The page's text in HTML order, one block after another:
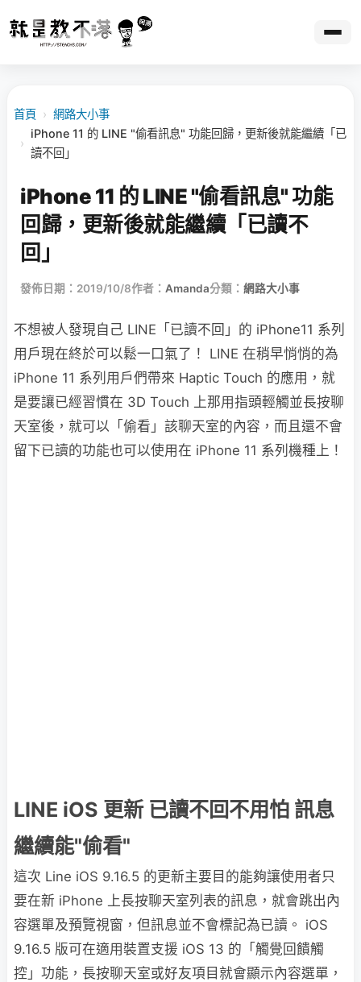
首頁 › 網路大小事
›
iPhone 11 的 LINE "偷看訊息" 功能回歸，更新後就能繼續「已
讀不回」
iPhone 11 的 LINE "偷看訊息" 功能
回歸，更新後就能繼續「已讀不
回」
發佈日期：2019/10/8作者： Amanda分類： 網路大小事
不想被人發現自己 LINE「已讀不回」的 iPhone11 系列
用戶現在終於可以鬆一口氣了！ LINE 在稍早悄悄的為
iPhone 11 系列用戶們帶來 Haptic Touch 的應用，就
是要讓已經習慣在 3D Touch 上那用指頭輕觸並長按聊
天室後，就可以「偷看」該聊天室的內容，而且還不會
留下已讀的功能也可以使用在 iPhone 11 系列機種上！
LINE iOS 更新 已讀不回不用怕 訊息
繼續能"偷看"
這次 Line iOS 9.16.5 的更新主要目的能夠讓使用者只
要在新 iPhone 上長按聊天室列表的訊息，就會跳出內
容選單及預覽視窗，但訊息並不會標記為已讀。 iOS
9.16.5 版可在適用裝置支援 iOS 13 的「觸覺回饋觸
控」功能，長按聊天室或好友項目就會顯示內容選單，